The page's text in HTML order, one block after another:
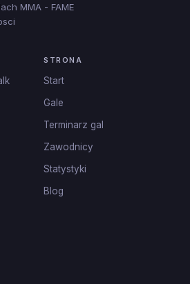
MMA - FAME
STRONA
Start
Gale
Terminarz gal
Zawodnicy
Statystyki
Blog